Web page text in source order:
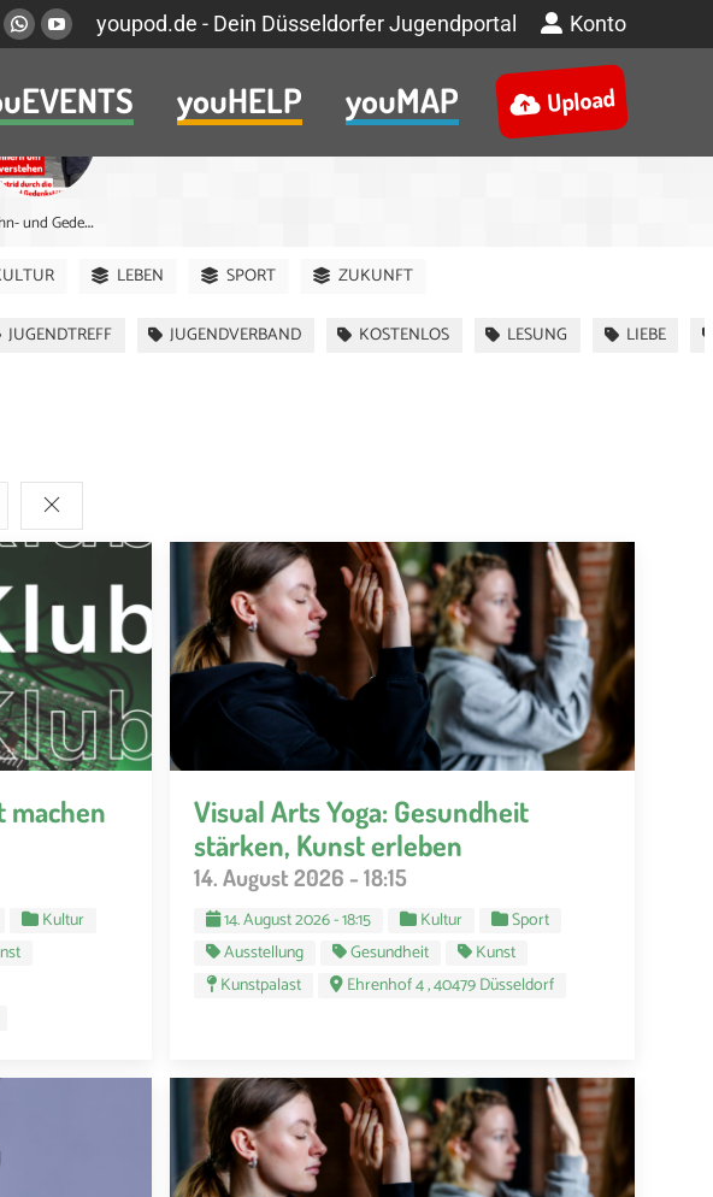
Whatsapp
opens
in
new
window
YouTube
opens
in
new
window
youpod.de - Dein Düsseldorfer Jugendportal Konto
youHELP youMAP Upload
M
ahn- und Gedenkstätte
LEBEN SPORT ZUKUNFT
JUGENDTREFF JUGENDVERBAND KOSTENLOS LESUNG LIEBE
machen
Kultur
Visual Arts Yoga: Gesundheit
stärken, Kunst erleben
14. August 2026 - 18:15
14. August 2026 - 18:15 Kultur
Sport
Ausstellung
Gesundheit
Kunst
Kunstpalast
Ehrenhof 4 , 40479 Düsseldorf